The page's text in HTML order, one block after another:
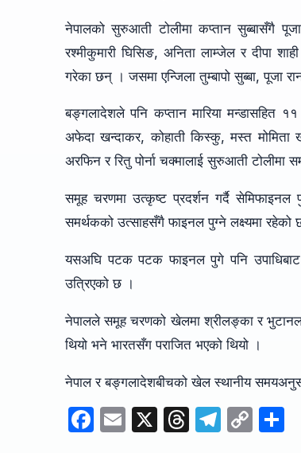
नेपालको सुरुआती टोलीमा कप्तान सुब्बासँगै
रश्मीकुमारी घिसिङ, अनिता लाम्जेल र दीपा
गरेका छन् । जसमा एन्जिला तुम्बापो सुब्बा, पूजा
बङ्गलादेशले पनि कप्तान मारिया मन्डासहित
अफेदा खन्दाकर, कोहाती किस्कु, मस्त मोमिता
अरफिन र रितु पोर्ना चक्मालाई सुरुआती टोलीमा
समूह चरणमा उत्कृष्ट प्रदर्शन गर्दै सेमिफाइनल
समर्थकको उत्साहसँगै फाइनल पुग्ने लक्ष्यमा
यसअघि पटक पटक फाइनल पुगे पनि उपाधिबाट
उत्रिएको छ ।
नेपालले समूह चरणको खेलमा श्रीलङ्का र
थियो भने भारतसँग पराजित भएको थियो ।
नेपाल र बङ्गलादेशबीचको खेल स्थानीय
F
E
X
T
T
C